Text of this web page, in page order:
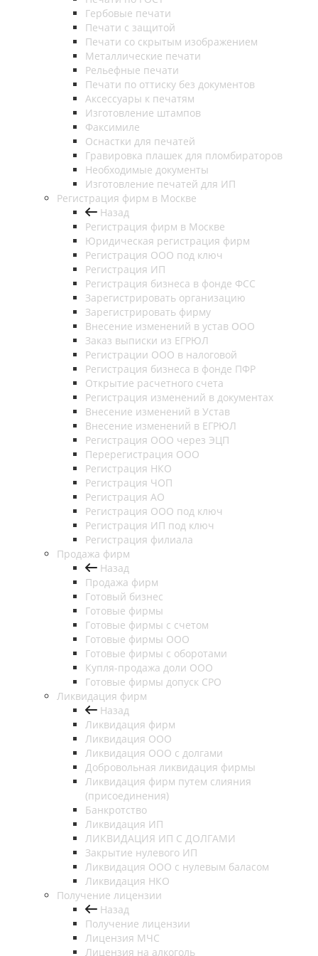
Гербовые печати
Печати с защитой
Печати со скрытым изображением
Металлические печати
Рельефные печати
Печати по оттиску без документов
Аксессуары к печатям
Изготовление штампов
Факсимиле
Оснастки для печатей
Гравировка плашек для пломбираторов
Необходимые документы
Изготовление печатей для ИП
Регистрация фирм в Москве
Назад
Регистрация фирм в Москве
Юридическая регистрация фирм
Регистрация ООО под ключ
Регистрация ИП
Регистрация бизнеса в фонде ФСС
Зарегистрировать организацию
Зарегистрировать фирму
Внесение изменений в устав ООО
Заказ выписки из ЕГРЮЛ
Регистрации ООО в налоговой
Регистрация бизнеса в фонде ПФР
Открытие расчетного счета
Регистрация изменений в документах
Внесение изменений в Устав
Внесение изменений в ЕГРЮЛ
Регистрация ООО через ЭЦП
Перерегистрация ООО
Регистрация НКО
Регистрация ЧОП
Регистрация АО
Регистрация ООО под ключ
Регистрация ИП под ключ
Регистрация филиала
Продажа фирм
Назад
Продажа фирм
Готовый бизнес
Готовые фирмы
Готовые фирмы с счетом
Готовые фирмы OOO
Готовые фирмы с оборотами
Купля-продажа доли ООО
Готовые фирмы допуск СРО
Ликвидация фирм
Назад
Ликвидация фирм
Ликвидация ООО
Ликвидация ООО с долгами
Добровольная ликвидация фирмы
Ликвидация фирм путем слияния
(присоединения)
Банкротство
Ликвидация ИП
ЛИКВИДАЦИЯ ИП С ДОЛГАМИ
Закрытие нулевого ИП
Ликвидация ООО с нулевым баласом
Ликвидация НКО
Получение лицензии
Назад
Получение лицензии
Лицензия МЧС
Лицензия на алкоголь